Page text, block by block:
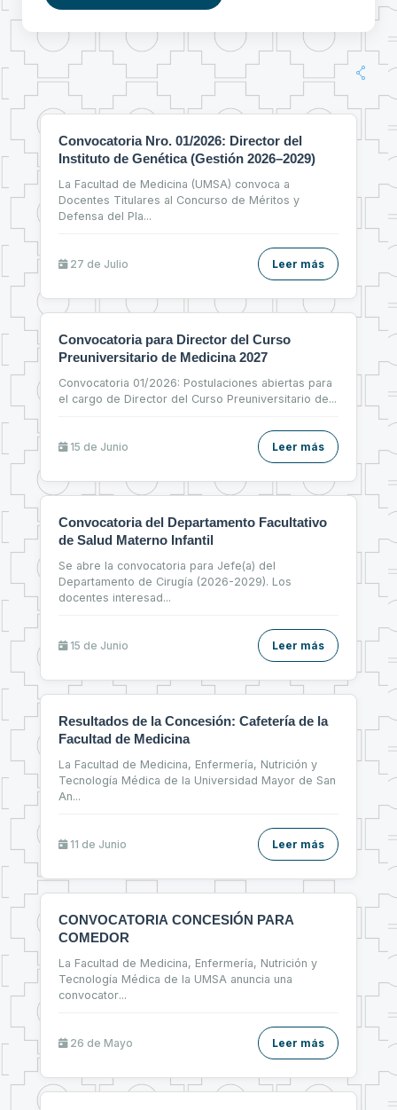
Convocatoria Nro. 01/2026: Director del
Instituto de Genética (Gestión 2026–2029)
La Facultad de Medicina (UMSA) convoca a
Docentes Titulares al Concurso de Méritos y
Defensa del Pla...
27 de Julio Leer más
Convocatoria para Director del Curso
Preuniversitario de Medicina 2027
Convocatoria 01/2026: Postulaciones abiertas para
el cargo de Director del Curso Preuniversitario de...
15 de Junio Leer más
Convocatoria del Departamento Facultativo
de Salud Materno Infantil
Se abre la convocatoria para Jefe(a) del
Departamento de Cirugía (2026-2029). Los
docentes interesad...
15 de Junio Leer más
Resultados de la Concesión: Cafetería de la
Facultad de Medicina
La Facultad de Medicina, Enfermería, Nutrición y
Tecnología Médica de la Universidad Mayor de San
An...
11 de Junio Leer más
CONVOCATORIA CONCESIÓN PARA
COMEDOR
La Facultad de Medicina, Enfermería, Nutrición y
Tecnología Médica de la UMSA anuncia una
convocator...
26 de Mayo Leer más